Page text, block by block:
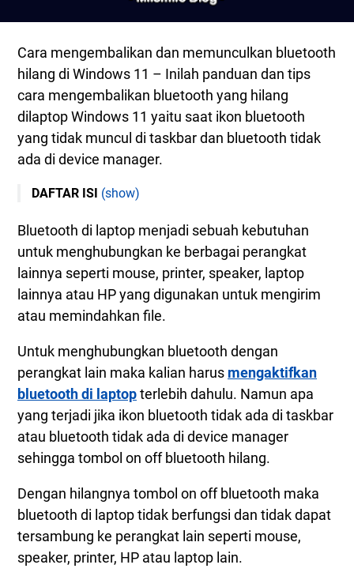
Cara mengembalikan dan memunculkan bluetooth
hilang di Windows 11 – Inilah panduan dan tips
cara mengembalikan bluetooth yang hilang
dilaptop Windows 11 yaitu saat ikon bluetooth
yang tidak muncul di taskbar dan bluetooth tidak
ada di device manager.
DAFTAR ISI (show)
Yang Hilang Dilaptop Windows 11
Langkah 1. Mematikan Dan Menyalakan
Bluetooth
Langkah 2. Run Bluetooth Thoubleshoot
Langkah 4. Cara Update Driver Bluetooth
Windows 11 Di Laptop
Bluetooth di laptop menjadi sebuah kebutuhan
untuk menghubungkan ke berbagai perangkat
lainnya seperti mouse, printer, speaker, laptop
lainnya atau HP yang digunakan untuk mengirim
atau memindahkan file.
Untuk menghubungkan bluetooth dengan
perangkat lain maka kalian harus mengaktifkan
bluetooth di laptopterlebih dahulu. Namun apa
yang terjadi jika ikon bluetooth tidak ada di taskbar
atau bluetooth tidak ada di device manager
sehingga tombol on off bluetooth hilang.
Dengan hilangnya tombol on off bluetooth maka
bluetooth di laptop tidak berfungsi dan tidak dapat
tersambung ke perangkat lain seperti mouse,
speaker, printer, HP atau laptop lain.